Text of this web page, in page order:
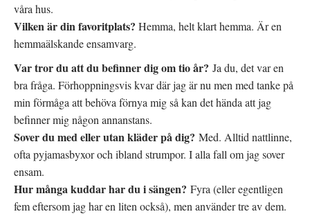
våra hus.
Vilken är din favoritplats? Hemma, helt klart hemma. Är en
hemmaälskande ensamvarg.
Var tror du att du befinner dig om tio år? Ja du, det var en
bra fråga. Förhoppningsvis kvar där jag är nu men med tanke på
min förmåga att behöva förnya mig så kan det hända att jag
befinner mig någon annanstans.
Sover du med eller utan kläder på dig? Med. Alltid nattlinne,
ofta pyjamasbyxor och ibland strumpor. I alla fall om jag sover
ensam.
Hur många kuddar har du i sängen? Fyra (eller egentligen
fem eftersom jag har en liten också), men använder tre av dem.